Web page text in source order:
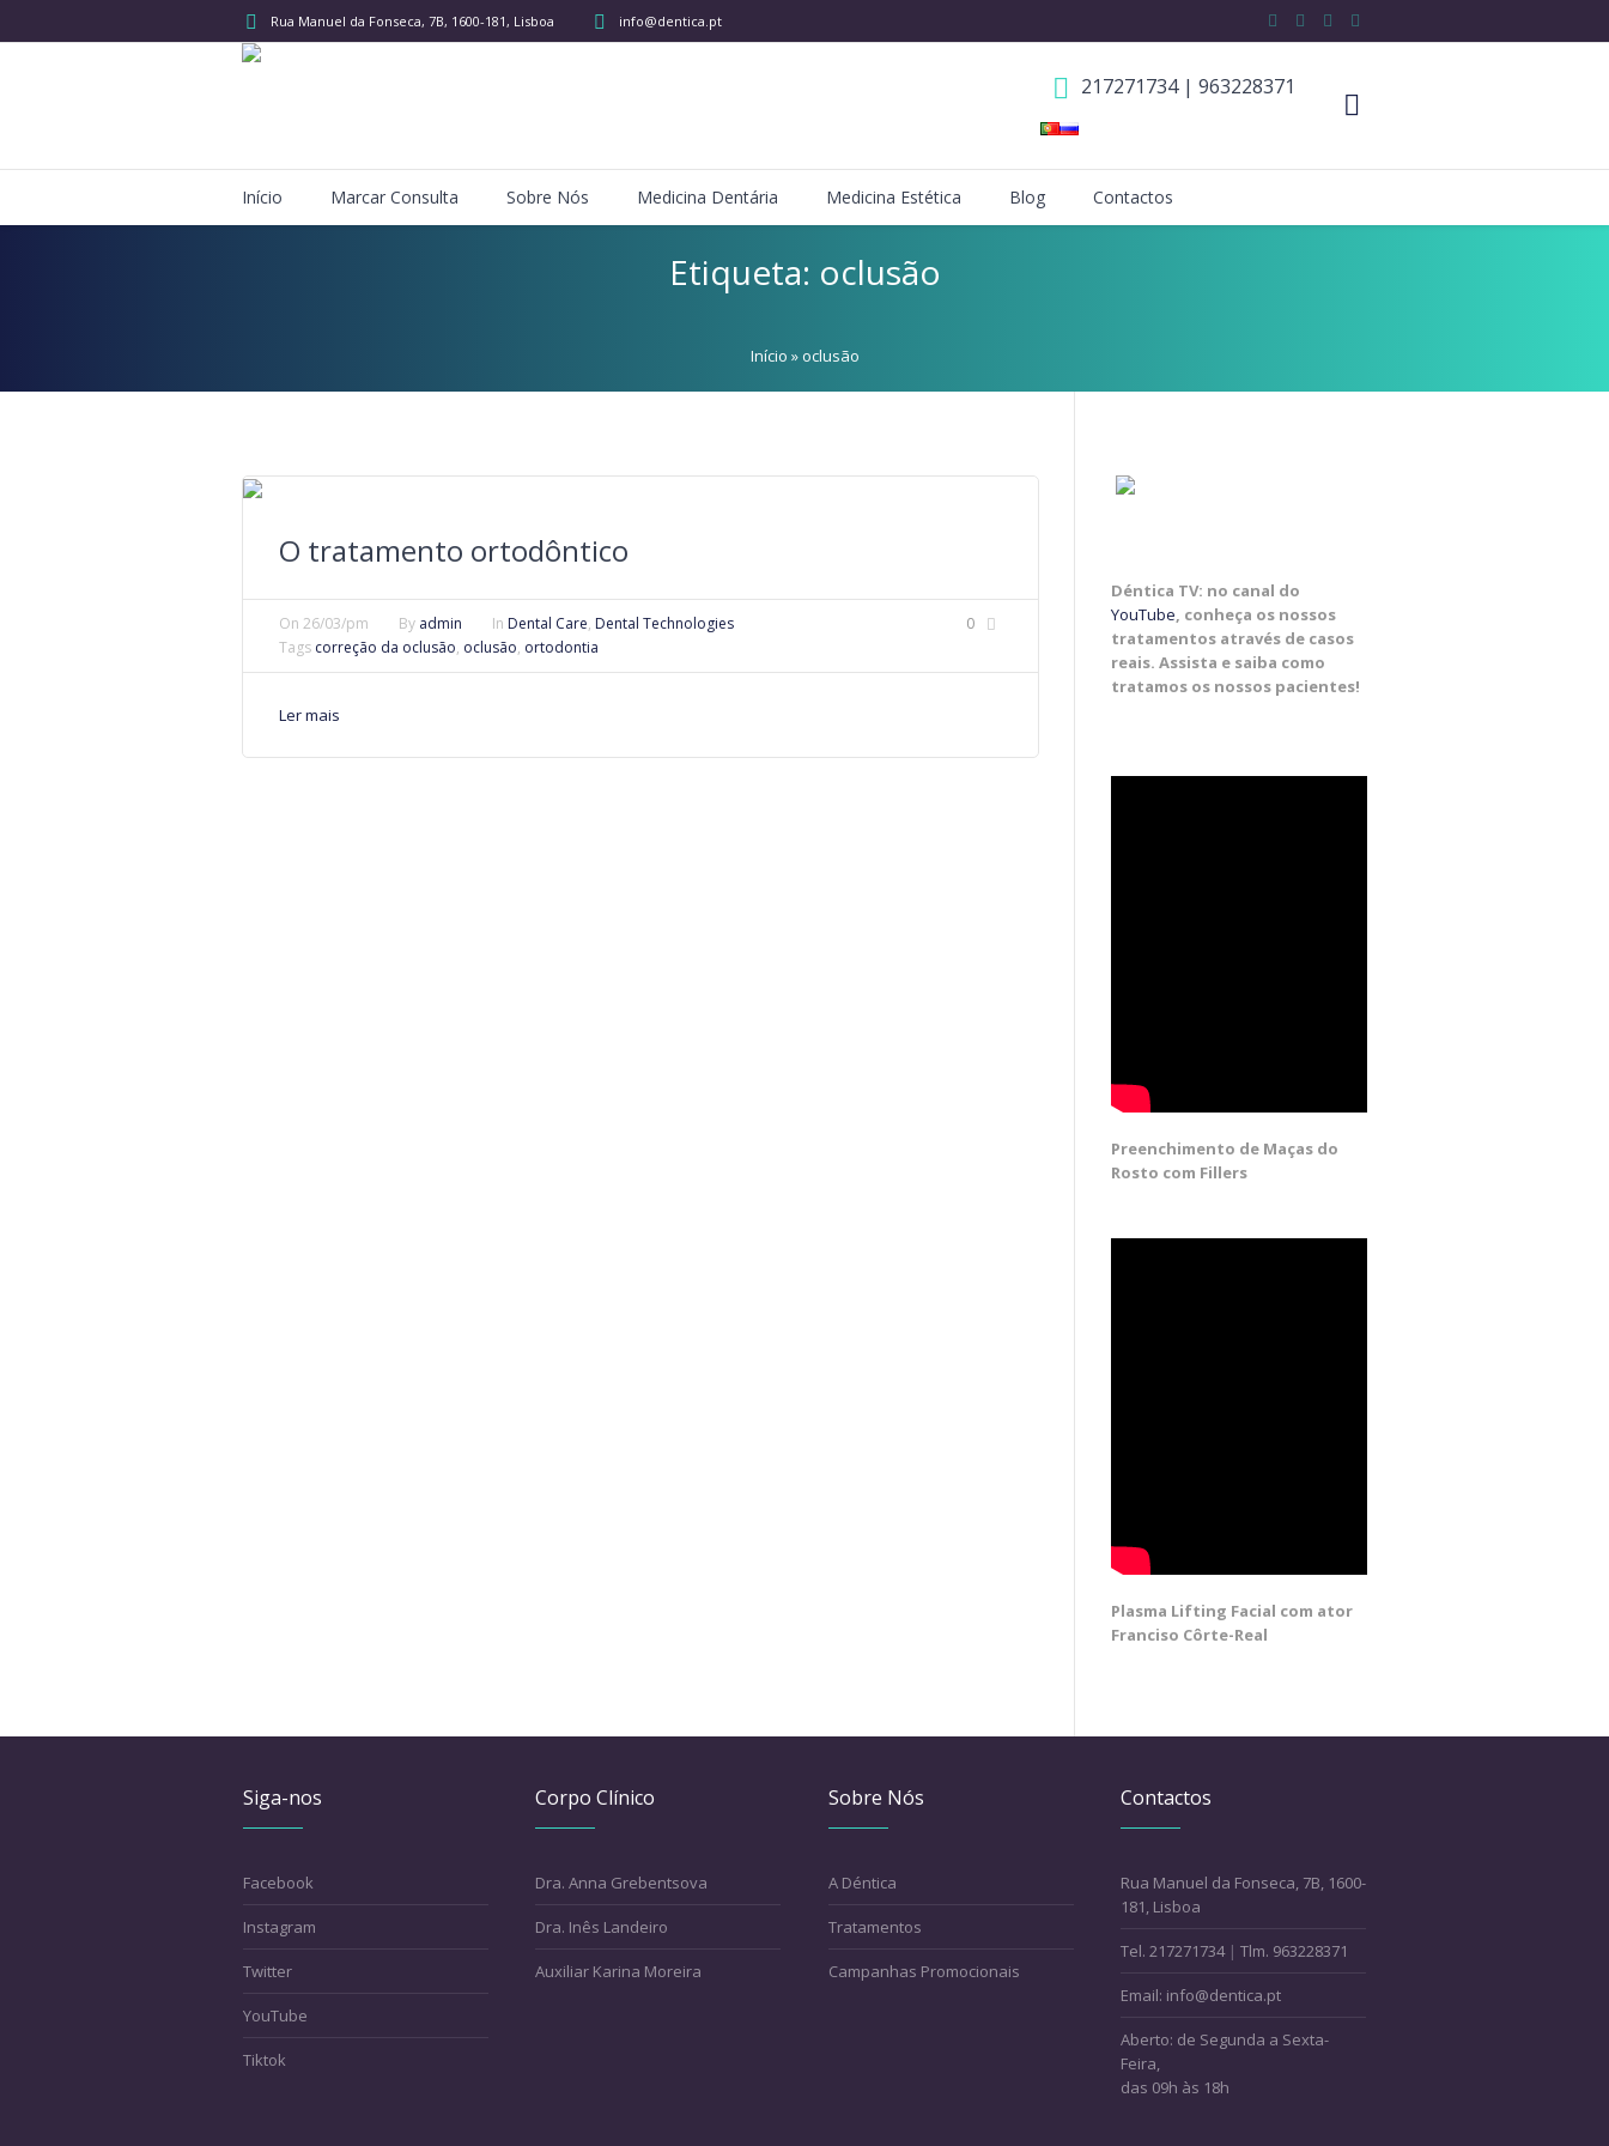
Rua Manuel da Fonseca, 7B, 1600-181, Lisboa info@dentica.pt
217271734 | 963228371
Início Marcar Consulta Sobre Nós Medicina Dentária Medicina Estética Blog Contactos
Etiqueta: oclusão
Início » oclusão
O tratamento ortodôntico
0
On 26/03/pm By admin In Dental Care, Dental Technologies
Tags correção da oclusão, oclusão, ortodontia
Ler mais
Déntica TV: no canal do
YouTube, conheça os nossos
tratamentos através de casos
reais. Assista e saiba como
tratamos os nossos pacientes!
Preenchimento de Maças do
Rosto com Fillers
Plasma Lifting Facial com ator
Franciso Côrte-Real
Siga-nos
Facebook
Instagram
Twitter
YouTube
Tiktok
Corpo Clínico
Dra. Anna Grebentsova
Dra. Inês Landeiro
Auxiliar Karina Moreira
Sobre Nós
A Déntica
Tratamentos
Campanhas Promocionais
Contactos
Rua Manuel da Fonseca, 7B, 1600-
181, Lisboa
Tel. 217271734 | Tlm. 963228371
Email: info@dentica.pt
Aberto: de Segunda a Sexta-
Feira,
das 09h às 18h